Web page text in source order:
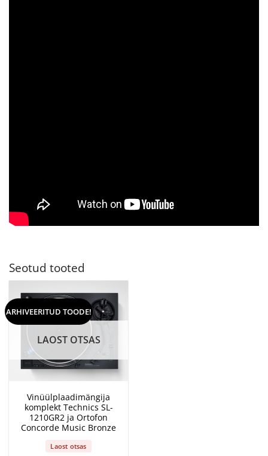
Seotud tooted
ARHIVEERITUD TOODE!
LAOST OTSAS
Vinüülplaadimängija
komplekt Technics SL-
1210GR2 ja Ortofon
Concorde Music Bronze
Laost otsas